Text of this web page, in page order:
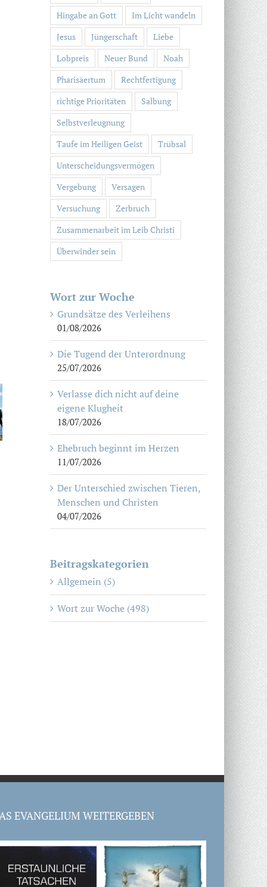
Hingabe an Gott
Im Licht wandeln
Jesus
Jüngerschaft
Liebe
Lobpreis
Neuer Bund
Noah
Pharisäertum
Rechtfertigung
richtige Prioritäten
Salbung
Selbstverleugnung
Taufe im Heiligen Geist
Trübsal
Unterscheidungsvermögen
Vergebung
Versagen
Versuchung
Zerbruch
Zusammenarbeit im Leib Christi
Überwinder sein
Wort zur Woche
Grundsätze des Verleihens
01/08/2026
Die Tugend der Unterordnung
25/07/2026
Verlasse dich nicht auf deine
eigene Klugheit
18/07/2026
Ehebruch beginnt im Herzen
11/07/2026
Der Unterschied zwischen Tieren,
Menschen und Christen
04/07/2026
Beitragskategorien
Allgemein (5)
Wort zur Woche (498)
EVANGELIUM WEITERGEBEN